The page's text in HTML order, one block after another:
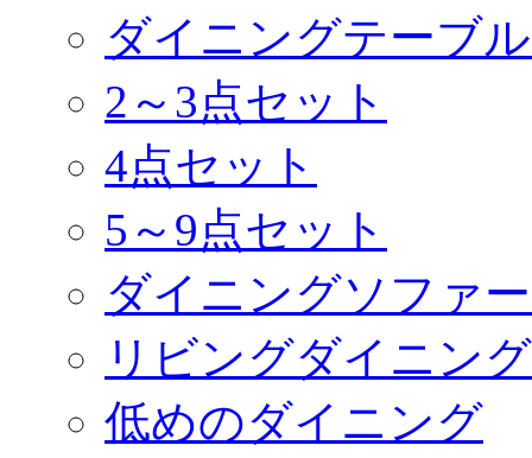
ダイニングテーブ
2～3点セット
4点セット
5～9点セット
ダイニングソファ
リビングダイニン
低めのダイニング